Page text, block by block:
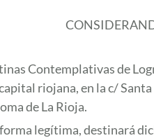
Contemplativas de
riojana, en la c/
de La Rioja.
legítima, destinará